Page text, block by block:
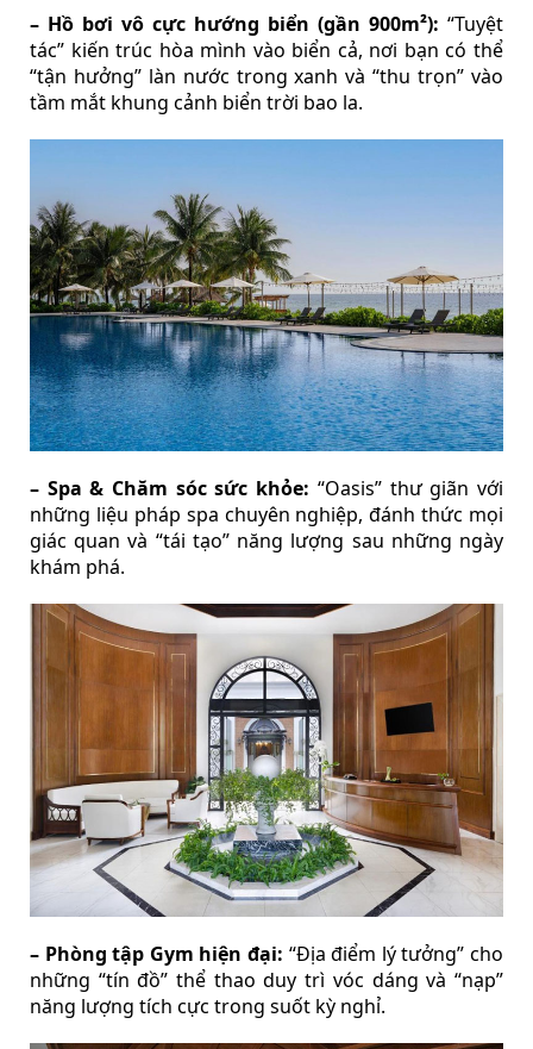
– Hồ bơi vô cực hướng biển (gần 900m²): “Tuyệt
tác” kiến trúc hòa mình vào biển cả, nơi bạn có thể
“tận hưởng” làn nước trong xanh và “thu trọn” vào
tầm mắt khung cảnh biển trời bao la.
– Spa & Chăm sóc sức khỏe: “Oasis” thư giãn với
những liệu pháp spa chuyên nghiệp, đánh thức mọi
giác quan và “tái tạo” năng lượng sau những ngày
khám phá.
– Phòng tập Gym hiện đại: “Địa điểm lý tưởng” cho
những “tín đồ” thể thao duy trì vóc dáng và “nạp”
năng lượng tích cực trong suốt kỳ nghỉ.